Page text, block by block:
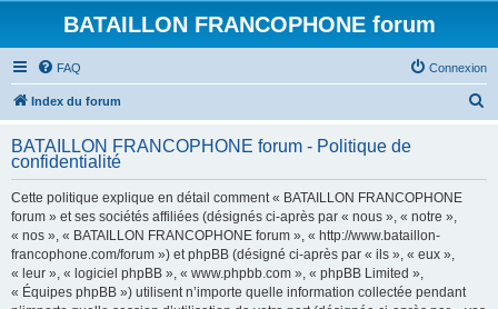
BATAILLON FRANCOPHONE forum
FAQ Connexion
Index du forum
h
BATAILLON FRANCOPHONE forum - Politique de
confidentialité
Cette politique explique en détail comment « BATAILLON FRANCOPHONE
forum » et ses sociétés affiliées (désignés ci-après par « nous », « notre »,
« nos », « BATAILLON FRANCOPHONE forum », « http://www.bataillon-
francophone.com/forum ») et phpBB (désigné ci-après par « ils », « eux »,
« leur », « logiciel phpBB », « www.phpbb.com », « phpBB Limited »,
« Équipes phpBB ») utilisent n’importe quelle information collectée pendant